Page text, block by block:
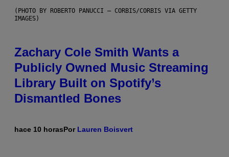
(PHOTO BY ROBERTO PANUCCI – CORBIS/CORBIS VIA GETTY
IMAGES)
Zachary Cole Smith Wants a
Publicly Owned Music Streaming
Library Built on Spotify’s
Dismantled Bones
hace 10 horasPor Lauren Boisvert